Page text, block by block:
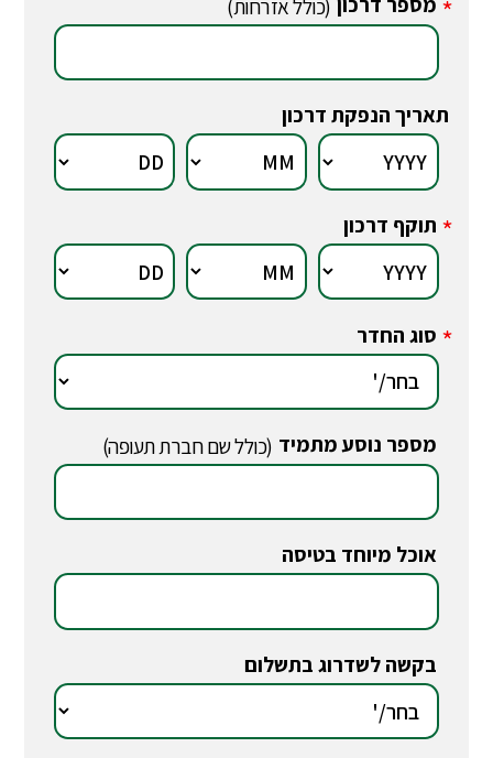
* (כולל אזרחות)
תאריך הנפקת דרכון
* תוקף דרכון
* סוג החדר
מספר נוסע מתמיד (כולל שם חברת תעופה)
אוכל מיוחד בטיסה
בקשה לשדרוג בתשלום